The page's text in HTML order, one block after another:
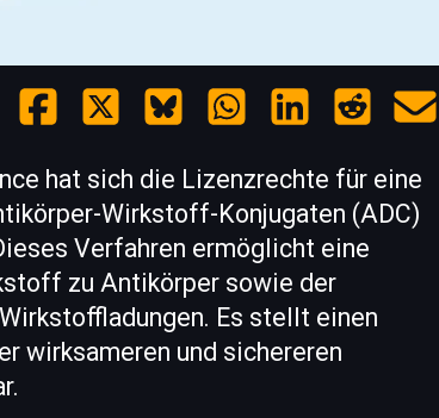
hat sich die Lizenzrechte für eine
Wirkstoff-Konjugaten (ADC)
Verfahren ermöglicht eine
zu Antikörper sowie der
Es stellt einen
wirksameren und sichereren